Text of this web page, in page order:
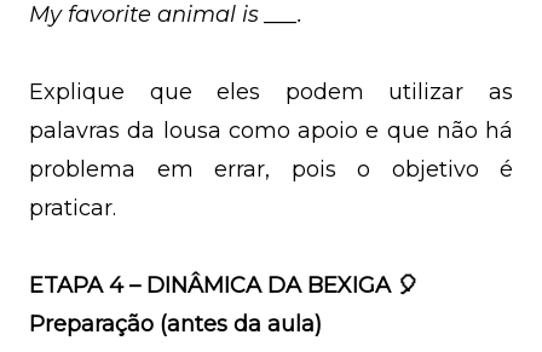
My favorite animal is ___.
Explique que eles podem utilizar as
palavras da lousa como apoio e que não há
problema em errar, pois o objetivo é
praticar.
ETAPA 4 – DINÂMICA DA BEXIGA 🎈
Preparação (antes da aula)